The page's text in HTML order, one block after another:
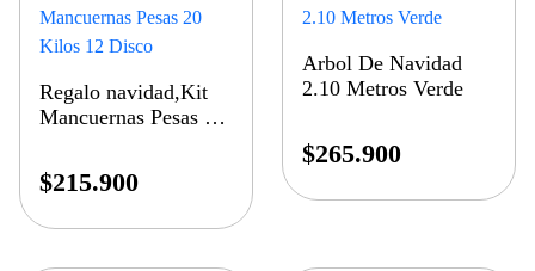
Regalo navidad,Kit
Mancuernas Pesas 20
$215.900
Arbol De Navidad
2.10 Metros Verde
$265.900